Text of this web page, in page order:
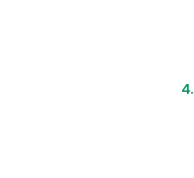
4.